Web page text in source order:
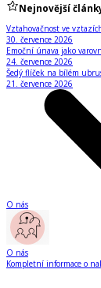
Nejnovější
Vztahovačnost ve
30. července 2026
Emoční únava jako
24. července 2026
Šedý flíček na bílém
21. července 2026
O nás
O nás
Kompletní informace o